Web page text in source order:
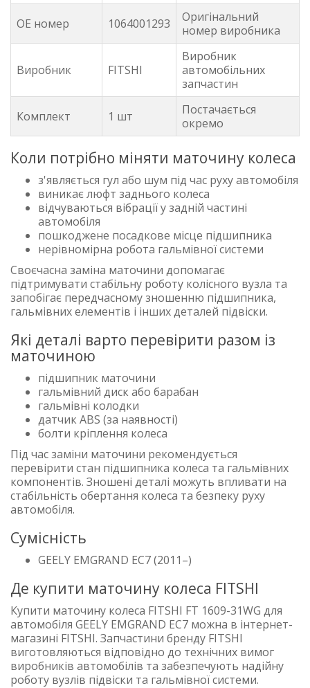
OE номер 1064001293
Оригінальний
номер виробника
Виробник FITSHI
Виробник
автомобільних
запчастин
Комплект 1 шт
Постачається
окремо
Коли потрібно міняти маточину колеса
з'являється гул або шум під час руху автомобіля
виникає люфт заднього колеса
відчуваються вібрації у задній частині
автомобіля
пошкоджене посадкове місце підшипника
нерівномірна робота гальмівної системи
Своєчасна заміна маточини допомагає
підтримувати стабільну роботу колісного вузла та
запобігає передчасному зношенню підшипника,
гальмівних елементів і інших деталей підвіски.
Які деталі варто перевірити разом із
маточиною
підшипник маточини
гальмівний диск або барабан
гальмівні колодки
датчик ABS (за наявності)
болти кріплення колеса
Під час заміни маточини рекомендується
перевірити стан підшипника колеса та гальмівних
компонентів. Зношені деталі можуть впливати на
стабільність обертання колеса та безпеку руху
автомобіля.
Сумісність
GEELY EMGRAND EC7 (2011–)
Де купити маточину колеса FITSHI
Купити маточину колеса FITSHI FT 1609-31WG для
автомобіля GEELY EMGRAND EC7 можна в інтернет-
магазині FITSHI. Запчастини бренду FITSHI
виготовляються відповідно до технічних вимог
виробників автомобілів та забезпечують надійну
роботу вузлів підвіски та гальмівної системи.